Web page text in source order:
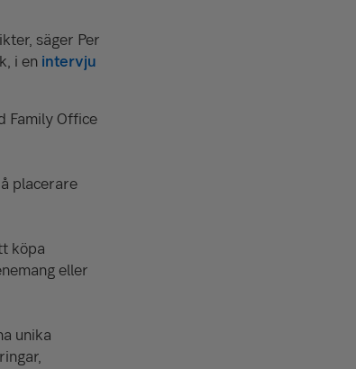
säger Per
, i en intervju
Family Office
placerare
köpa
eller
unika